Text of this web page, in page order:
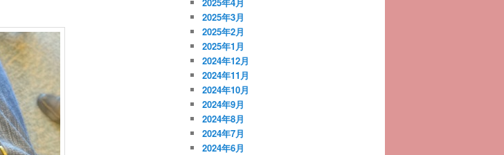
2025年3月
2025年2月
2025年1月
2024年12月
2024年11月
2024年10月
2024年9月
2024年8月
2024年7月
2024年6月